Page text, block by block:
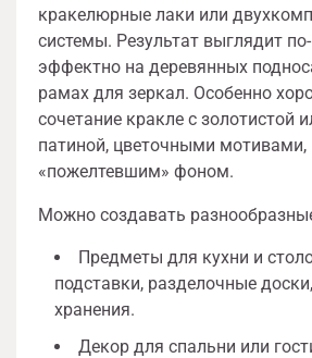
кракелюрные лаки или
системы. Результат выглядит
эффектно на деревянных
рамах для зеркал. Особенно
сочетание кракле с золотистой
патиной, цветочными
«пожелтевшим» фоном.
Можно создавать
Предметы для кухни и
подставки, разделочные
хранения.
Декор для спальни или